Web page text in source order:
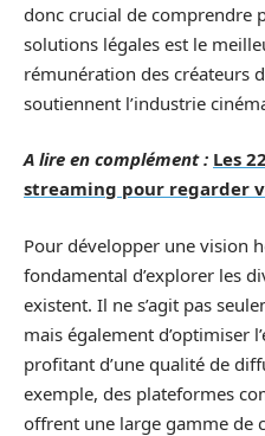
donc crucial de comprendre
solutions légales est le
rémunération des créateurs
soutiennent l’industrie
A lire en complément : Les
streaming pour regarder
Pour développer une vision
fondamental d’explorer les
existent. Il ne s’agit pas
mais également d’optimiser
profitant d’une qualité de
exemple, des plateformes
offrent une large gamme de